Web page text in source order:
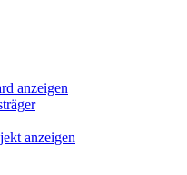
anzeigen
anzeigen